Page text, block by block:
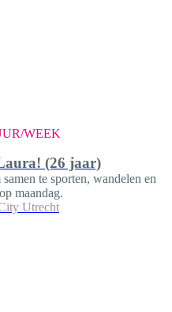
WEEK
(26 jaar)
te sporten, wandelen en
maandag.
Utrecht